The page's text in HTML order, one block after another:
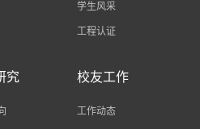
学生风采
工程认证
究 校友工作
工作动态